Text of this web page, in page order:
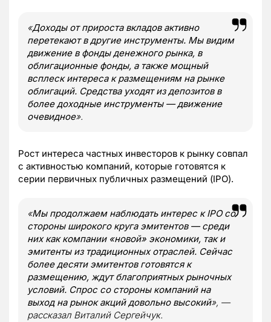
«Доходы от прироста вкладов активно
перетекают в другие инструменты. Мы видим
движение в фонды денежного рынка, в
облигационные фонды, а также мощный
всплеск интереса к размещениям на рынке
облигаций. Средства уходят из депозитов в
более доходные инструменты — движение
очевидное».
Рост интереса частных инвесторов к рынку совпал
с активностью компаний, которые готовятся к
серии первичных публичных размещений (IPO).
«Мы продолжаем наблюдать интерес к IPO со
стороны широкого круга эмитентов — среди
них как компании «новой» экономики, так и
эмитенты из традиционных отраслей. Сейчас
более десяти эмитентов готовятся к
размещению, ждут благоприятных рыночных
условий. Спрос со стороны компаний на
выход на рынок акций довольно высокий», —
рассказал Виталий Сергейчук.